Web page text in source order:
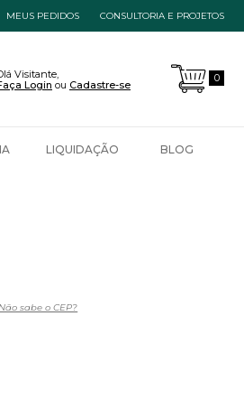
MEUS PEDIDOS CONSULTORIA E PROJETOS
0
Visitante,
Login
Cadastre-se
LIQUIDAÇÃO BLOG
sabe o CEP?